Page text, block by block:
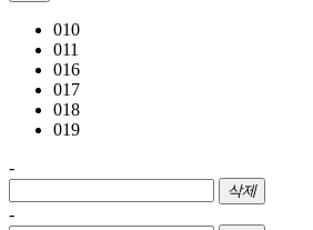
010
011
016
017
018
019
-
삭제
-